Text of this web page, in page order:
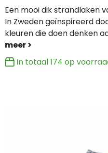
Een mooi dik strandlaken
In Zweden geïnspireerd
kleuren die doen denken
In totaal174 op